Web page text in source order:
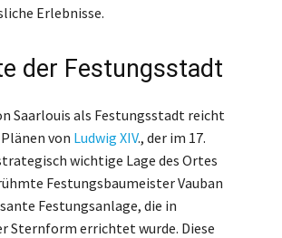
Erlebnisse.
der Festungsstadt
Saarlouis als Festungsstadt reicht
von Ludwig XIV., der im 17.
wichtige Lage des Ortes
Festungsbaumeister Vauban
Festungsanlage, die in
Sternform errichtet wurde. Diese